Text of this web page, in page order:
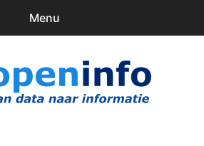
Menu